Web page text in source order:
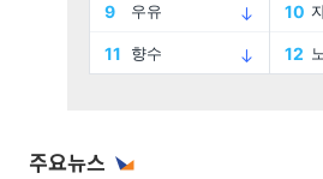
주요뉴스